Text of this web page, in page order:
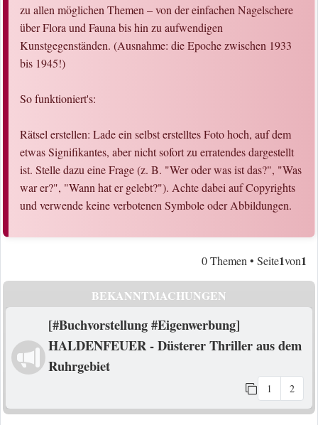
zu allen möglichen Themen – von der einfachen Nagelschere
über Flora und Fauna bis hin zu aufwendigen
Kunstgegenständen. (Ausnahme: die Epoche zwischen 1933
bis 1945!)
So funktioniert's:
Rätsel erstellen: Lade ein selbst erstelltes Foto hoch, auf dem
etwas Signifikantes, aber nicht sofort zu erratendes dargestellt
ist. Stelle dazu eine Frage (z. B. "Wer oder was ist das?", "Was
war er?", "Wann hat er gelebt?"). Achte dabei auf Copyrights
und verwende keine verbotenen Symbole oder Abbildungen.
0 Themen • Seite1von1
BEKANNTMACHUNGEN
[#Buchvorstellung #Eigenwerbung]
HALDENFEUER - Düsterer Thriller aus dem
Ruhrgebiet
1 2